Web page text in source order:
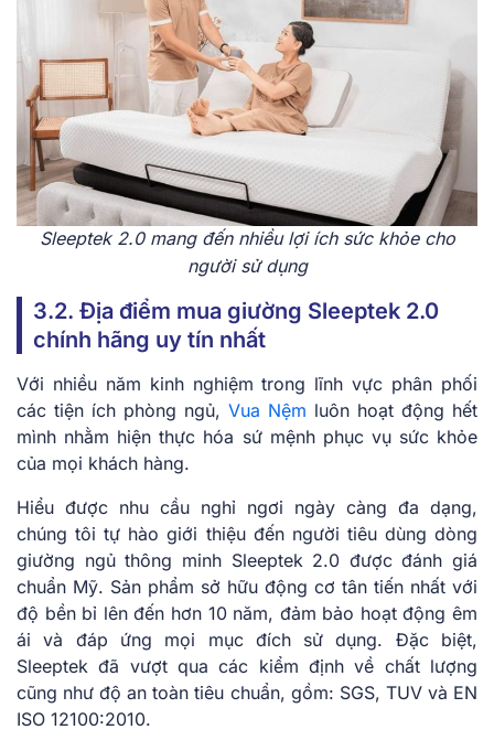
Sleeptek 2.0 mang đến nhiều lợi ích sức khỏe cho
người sử dụng
3.2. Địa điểm mua giường Sleeptek 2.0
chính hãng uy tín nhất
Với nhiều năm kinh nghiệm trong lĩnh vực phân phối
các tiện ích phòng ngủ, Vua Nệm luôn hoạt động hết
mình nhằm hiện thực hóa sứ mệnh phục vụ sức khỏe
của mọi khách hàng.
Hiểu được nhu cầu nghỉ ngơi ngày càng đa dạng,
chúng tôi tự hào giới thiệu đến người tiêu dùng dòng
giường ngủ thông minh Sleeptek 2.0 được đánh giá
chuẩn Mỹ. Sản phẩm sở hữu động cơ tân tiến nhất với
độ bền bỉ lên đến hơn 10 năm, đảm bảo hoạt động êm
ái và đáp ứng mọi mục đích sử dụng. Đặc biệt,
Sleeptek đã vượt qua các kiểm định về chất lượng
cũng như độ an toàn tiêu chuẩn, gồm: SGS, TUV và EN
ISO 12100:2010.